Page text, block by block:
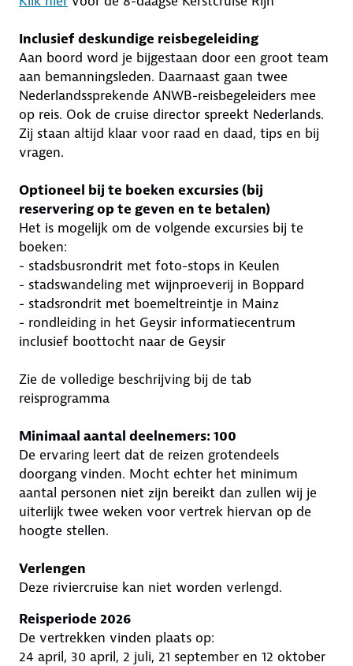
Inclusief deskundige reisbegeleiding
Aan boord word je bijgestaan door een groot team
aan bemanningsleden. Daarnaast gaan twee
Nederlandssprekende ANWB-reisbegeleiders mee
op reis. Ook de cruise director spreekt Nederlands.
Zij staan altijd klaar voor raad en daad, tips en bij
vragen.
Optioneel bij te boeken excursies (bij
reservering op te geven en te betalen)
Het is mogelijk om de volgende excursies bij te
boeken:
- stadsbusrondrit met foto-stops in Keulen
- stadswandeling met wijnproeverij in Boppard
- stadsrondrit met boemeltreintje in Mainz
- rondleiding in het Geysir informatiecentrum
inclusief boottocht naar de Geysir
Zie de volledige beschrijving bij de tab
reisprogramma
Minimaal aantal deelnemers: 100
De ervaring leert dat de reizen grotendeels
doorgang vinden. Mocht echter het minimum
aantal personen niet zijn bereikt dan zullen wij je
uiterlijk twee weken voor vertrek hiervan op de
hoogte stellen.
Verlengen
Deze riviercruise kan niet worden verlengd.
Reisperiode 2026
De vertrekken vinden plaats op:
24 april, 30 april, 2 juli, 21 september en 12 oktober